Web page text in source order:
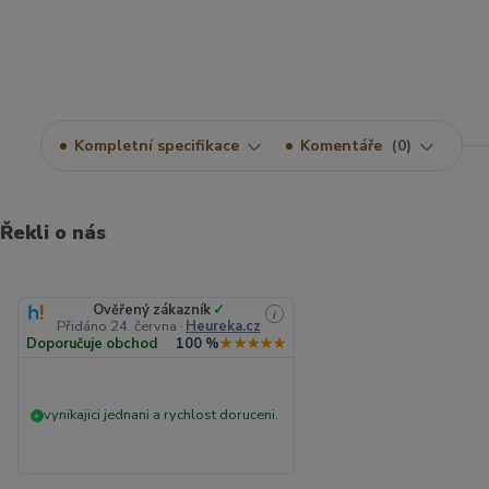
Kompletní specifikace Komentáře 0
Řekli o nás
Ověřený zákazník ✓
Přidáno 24. června · Heureka.cz
i
Doporučuje obchod 100 %★★★★★
+ vynikajici jednani a rychlost doruceni.